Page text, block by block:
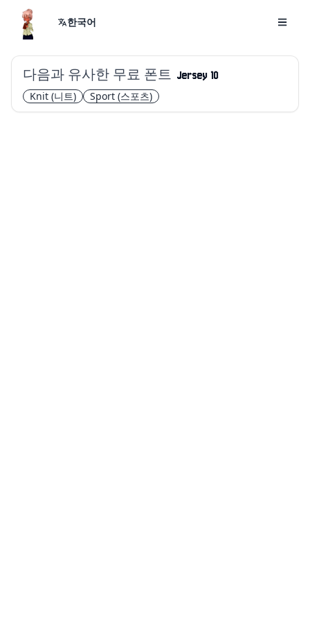
한국어
다음과 유사한 무료 폰트 Jersey 10
Knit (니트) Sport (스포츠)